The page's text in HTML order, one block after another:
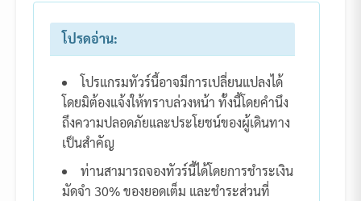
โปรดอ่าน:
โปรแกรมทัวร์นี้อาจมีการเปลี่ยนแปลงได้
โดยมิต้องแจ้งให้ทราบล่วงหน้า ทั้งนี้โดยคำนึง
ถึงความปลอดภัยและประโยชน์ของผู้เดินทาง
เป็นสำคัญ
ท่านสามารถจองทัวร์นี้ได้โดยการชำระเงิน
มัดจำ 30% ของยอดเต็ม และชำระส่วนที่